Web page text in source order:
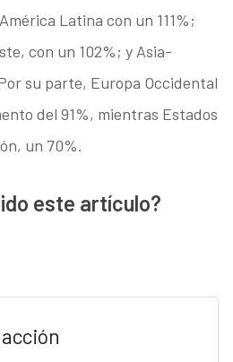
Latina con un 111%;
con un 102%; y Asia-
su parte, Europa Occidental
del 91%, mientras Estados
un 70%.
este artículo?